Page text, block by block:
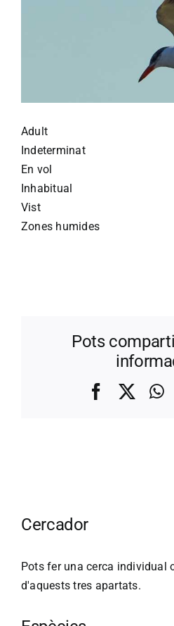
Adult
Indeterminat
En vol
Inhabitual
Vist
Zones humides
Pots
Facebook
Cercador
Pots fer una cerca individual
d'aquests tres apartats.